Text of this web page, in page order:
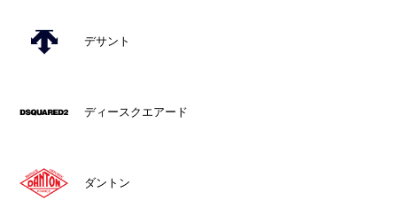
デサント
ディースクエアード
ダントン